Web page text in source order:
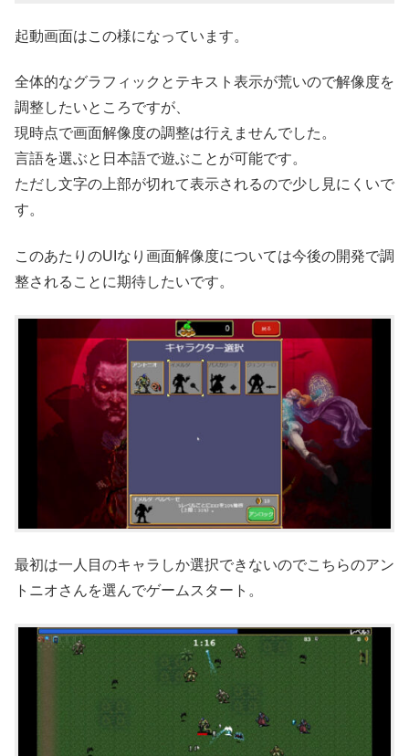
起動画面はこの様になっています。
全体的なグラフィックとテキスト表示が荒いので解像度を
調整したいところですが、
現時点で画面解像度の調整は行えませんでした。
言語を選ぶと日本語で遊ぶことが可能です。
ただし文字の上部が切れて表示されるので少し見にくいで
す。
このあたりのUIなり画面解像度については今後の開発で調
整されることに期待したいです。
最初は一人目のキャラしか選択できないのでこちらのアン
トニオさんを選んでゲームスタート。